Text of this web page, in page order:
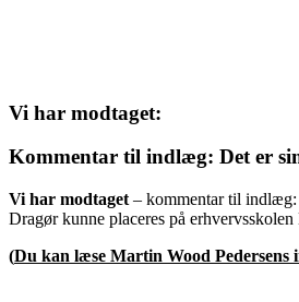
Vi har modtaget:
Kommentar til indlæg: Det er
Vi har modtaget – kommentar til
Dragør kunne placeres på
(Du kan læse Martin Wood